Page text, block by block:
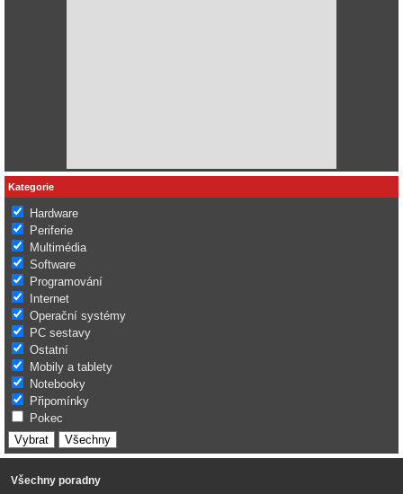
Kategorie
Hardware
Periferie
Multimédia
Software
Programování
Internet
Operační systémy
PC sestavy
Ostatní
Mobily a tablety
Notebooky
Připomínky
Pokec
Všechny poradny